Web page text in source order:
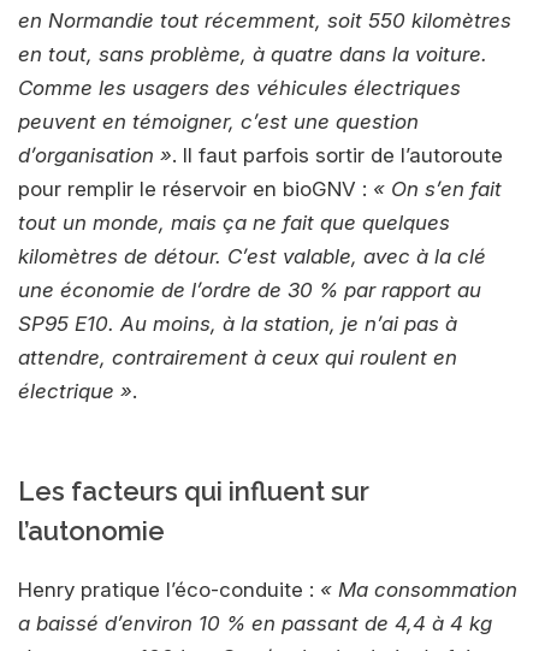
en Normandie tout récemment, soit 550 kilomètres
en tout, sans problème, à quatre dans la voiture.
Comme les usagers des véhicules électriques
peuvent en témoigner, c’est une question
d’organisation ». Il faut parfois sortir de l’autoroute
pour remplir le réservoir en bioGNV : « On s’en fait
tout un monde, mais ça ne fait que quelques
kilomètres de détour. C’est valable, avec à la clé
une économie de l’ordre de 30 % par rapport au
SP95 E10. Au moins, à la station, je n’ai pas à
attendre, contrairement à ceux qui roulent en
électrique ».
Les facteurs qui influent sur
l’autonomie
Henry pratique l’éco-conduite : « Ma consommation
a baissé d’environ 10 % en passant de 4,4 à 4 kg